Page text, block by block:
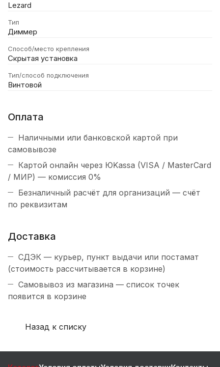
Lezard
Тип
Диммер
Способ/место крепления
Скрытая установка
Тип/способ подключения
Винтовой
Оплата
Наличными или банковской картой при
самовывозе
Картой онлайн через ЮKassa (VISA / MasterCard
/ МИР) — комиссия 0%
Безналичный расчёт для организаций — счёт
по реквизитам
Доставка
СДЭК — курьер, пункт выдачи или постамат
(стоимость рассчитывается в корзине)
Самовывоз из магазина — список точек
появится в корзине
Назад к списку